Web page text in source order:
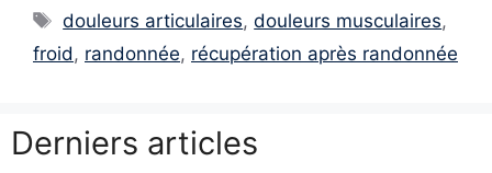
Étiquettes
douleurs articulaires,douleurs musculaires,
froid , randonnée, récupération après randonnée
Derniers articles